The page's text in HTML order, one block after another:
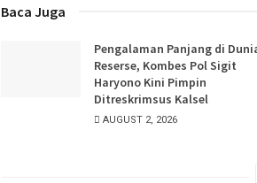
Baca Juga
Pengalaman Panjang di
Reserse, Kombes Pol Sigit
Haryono Kini Pimpin
Ditreskrimsus Kalsel
AUGUST 2, 2026